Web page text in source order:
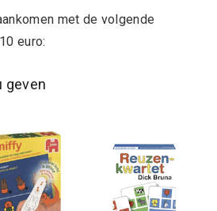
met de volgende
euro:
geven